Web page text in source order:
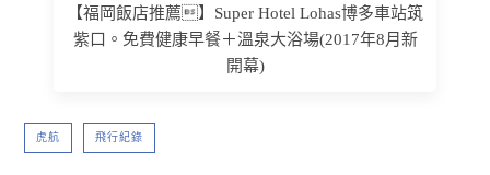
【福岡飯店推薦】Super Hotel Lohas博多車站筑
紫口。免費健康早餐＋溫泉大浴場(2017年8月新
開幕)
虎航 飛行紀錄